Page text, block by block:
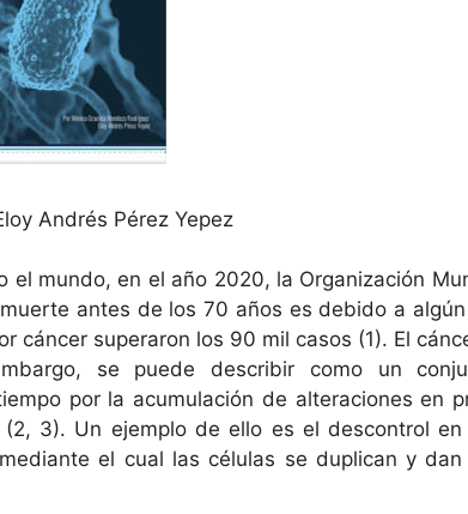
Andrés Pérez Yepez
mundo, en el año 2020, la Organización
antes de los 70 años es debido a
cáncer superaron los 90 mil casos (1). El
se puede describir como un
por la acumulación de alteraciones en
3). Un ejemplo de ello es el descontrol
el cual las células se duplican y